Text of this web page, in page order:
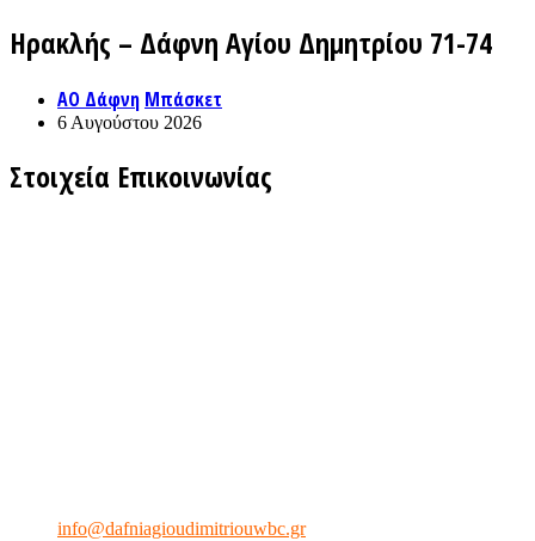
Ηρακλής – Δάφνη Αγίου Δημητρίου 71-74
ΑΟ Δάφνη Μπάσκετ
6 Αυγούστου 2026
Στοιχεία Επικοινωνίας
info@dafniagioudimitriouwbc.gr